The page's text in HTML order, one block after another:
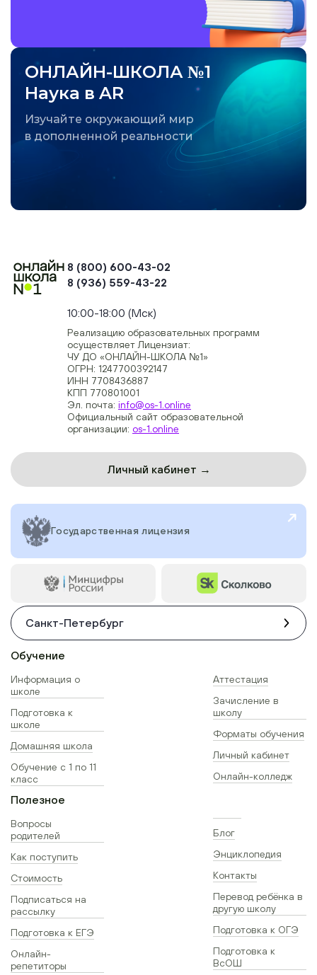
ОНЛАЙН-ШКОЛА №1
Наука в AR
Изучайте окружающий мир
в дополненной реальности
8 (800) 600-43-02
8 (936) 559-43-22
10:00-18:00 (Мск)
Реализацию образовательных программ
осуществляет Лицензиат:
ЧУ ДО «ОНЛАЙН-ШКОЛА №1»
ОГРН: 1247700392147
ИНН 7708436887
КПП 770801001
Эл. почта: info@os-1.online
Официальный сайт образовательной
организации: os-1.online
Личный кабинет →
Государственная лицензия
Санкт-Петербург
Обучение
Информация о
школе
Подготовка к
школе
Домашняя школа
Обучение с 1 по 11
класс
Аттестация
Зачисление в
школу
Форматы обучения
Личный кабинет
Онлайн-колледж
Полезное
Вопросы
родителей
Как поступить
Стоимость
Подписаться на
рассылку
Подготовка к ЕГЭ
Онлайн-
репетиторы
Блог
Энциклопедия
Контакты
Перевод ребёнка в
другую школу
Подготовка к ОГЭ
Подготовка к
ВсОШ